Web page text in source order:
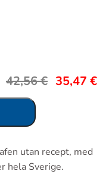
42,56€ 35,47 €
utan recept, med
hela Sverige.